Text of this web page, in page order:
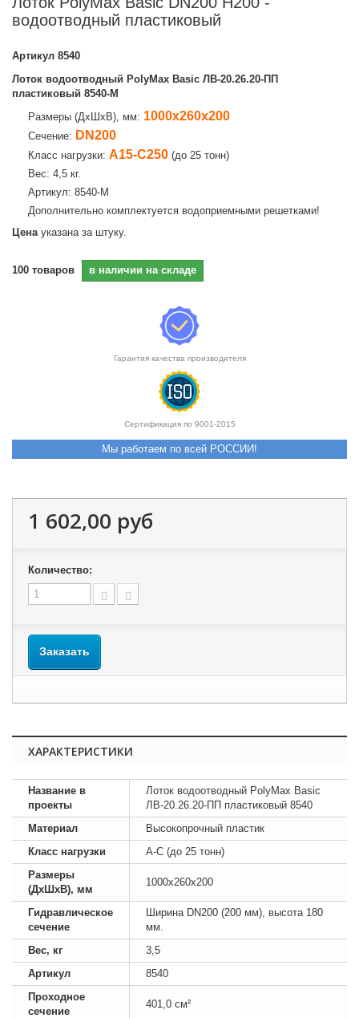
водоотводный пластиковый
Артикул 8540
Лоток водоотводный PolyMax Basic ЛВ-20.26.20-ПП
пластиковый 8540-М
Размеры (ДхШхВ), мм: 1000х260х200
Сечение: DN200
Класс нагрузки: А15-С250 (до 25 тонн)
Вес: 4,5 кг.
Артикул: 8540-М
Дополнительно комплектуется водоприемными решетками!
Ценауказана за штуку.
100 товаров в наличии на складе
Гарантия качества производителя
Сертификация по 9001-2015
Мы работаем по всей РОССИИ!
1 602,00 руб
Количество:
Заказать
ХАРАКТЕРИСТИКИ
Название в
проекты
Лоток водоотводный PolyMax Basic
ЛВ-20.26.20-ПП пластиковый 8540
Материал
Высокопрочный пластик
Класс нагрузки
А-С (до 25 тонн)
Размеры
(ДхШхВ), мм
1000х260х200
Гидравлическое
сечение
Ширина DN200 (200 мм), высота 180
мм.
Вес, кг
3,5
Артикул
8540
Проходное
сечение
401,0 см²